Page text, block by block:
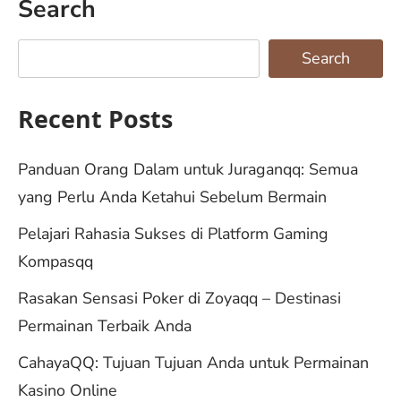
Search
Search
Recent Posts
Panduan Orang Dalam untuk Juraganqq: Semua
yang Perlu Anda Ketahui Sebelum Bermain
Pelajari Rahasia Sukses di Platform Gaming
Kompasqq
Rasakan Sensasi Poker di Zoyaqq – Destinasi
Permainan Terbaik Anda
CahayaQQ: Tujuan Tujuan Anda untuk Permainan
Kasino Online